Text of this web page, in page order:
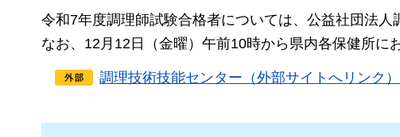
令和7年度調理師試験合格者については、公益社団法
なお、12月12日（金曜）午前10時から県内各保健所に
調理技術技能センター（外部サイトへリンク）